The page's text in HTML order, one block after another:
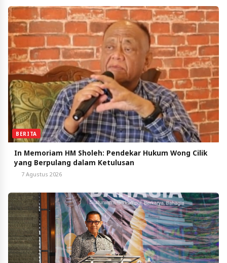
BERITA
In Memoriam HM Sholeh: Pendekar Hukum Wong Cilik
yang Berpulang dalam Ketulusan
7 Agustus 2026